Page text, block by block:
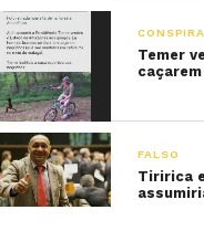
Temer
FALSO
Tiririca